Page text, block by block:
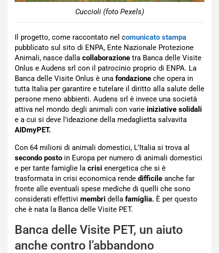
Cuccioli (foto Pexels)
Il progetto, come raccontato nel comunicato stampa
pubblicato sul sito di ENPA, Ente Nazionale Protezione
Animali, nasce dalla collaborazione tra Banca delle Visite
Onlus e Audens srl con il patrocinio proprio di ENPA. La
Banca delle Visite Onlus è una fondazione che opera in
tutta Italia per garantire e tutelare il diritto alla salute delle
persone meno abbienti. Audens srl è invece una società
attiva nel mondo degli animali con varie iniziative solidali
e a cui si deve l’ideazione della medaglietta salvavita
AIDmyPET.
Con 64 milioni di animali domestici, L’Italia si trova al
secondo posto in Europa per numero di animali domestici
e per tante famiglie la crisi energetica che si è
trasformata in crisi economica rende difficile anche far
fronte alle eventuali spese mediche di quelli che sono
considerati effettivi membri della famiglia. È per questo
che è nata la Banca delle Visite PET.
Banca delle Visite PET, un aiuto
anche contro l’abbandono